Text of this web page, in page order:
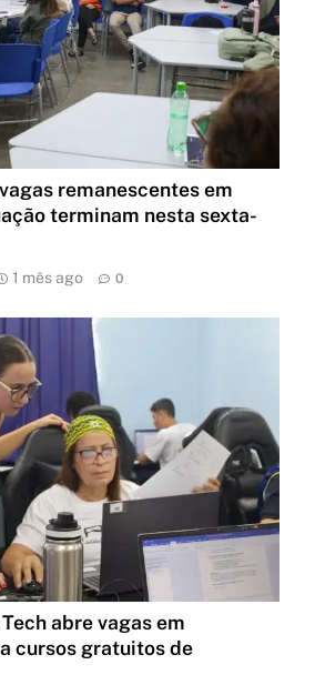
remanescentes em
terminam nesta sexta-
1 mês ago 0
abre vagas em
cursos gratuitos de